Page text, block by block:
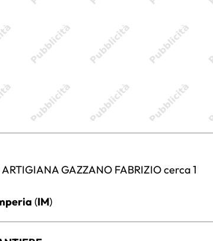
GAZZANO FABRIZIO cerca 1
(IM)